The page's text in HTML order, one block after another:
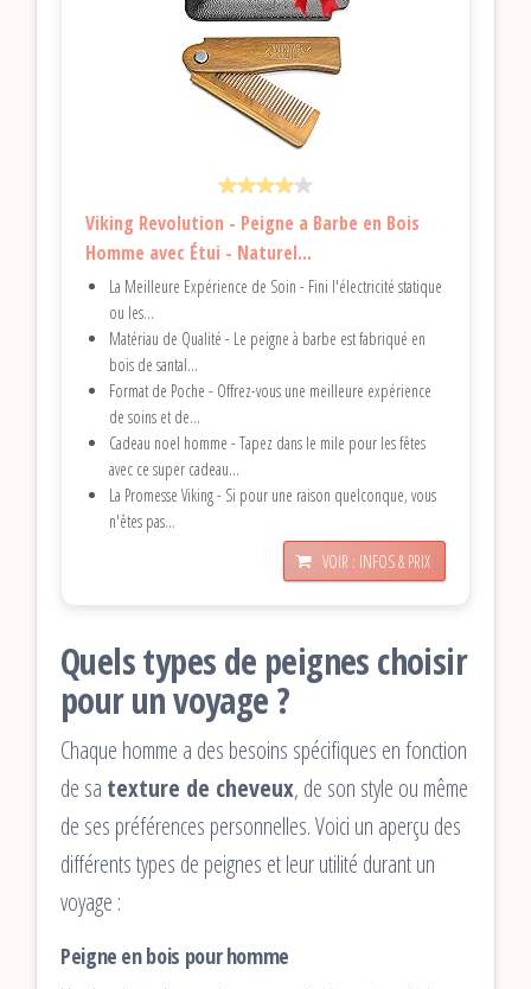
Viking Revolution - Peigne a Barbe en Bois
Homme avec Étui - Naturel...
La Meilleure Expérience de Soin - Fini l'électricité statique
ou les...
Matériau de Qualité - Le peigne à barbe est fabriqué en
bois de santal...
Format de Poche - Offrez-vous une meilleure expérience
de soins et de...
Cadeau noel homme - Tapez dans le mile pour les fêtes
avec ce super cadeau...
La Promesse Viking - Si pour une raison quelconque, vous
n'êtes pas...
VOIR : INFOS & PRIX
Quels types de peignes choisir
pour un voyage ?
Chaque homme a des besoins spécifiques en fonction
de sa texture de cheveux, de son style ou même
de ses préférences personnelles. Voici un aperçu des
différents types de peignes et leur utilité durant un
voyage :
Peigne en bois pour homme